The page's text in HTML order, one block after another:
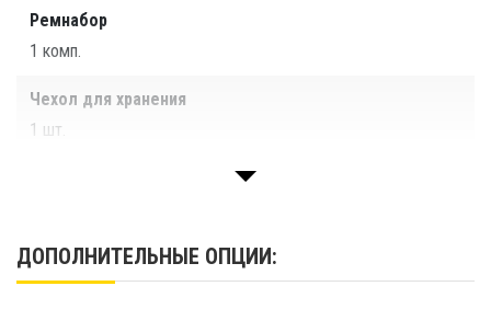
Ремнабор
1 комп.
Чехол для хранения
1 шт.
ДОПОЛНИТЕЛЬНЫЕ ОПЦИИ: